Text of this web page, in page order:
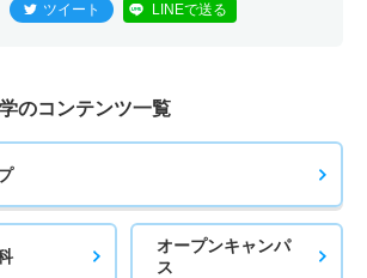
ツイート LINEで送る
のコンテンツ一覧
オープンキャンパ
ス